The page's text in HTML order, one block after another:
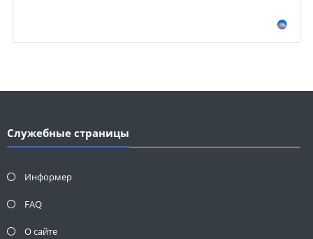
Служебные страницы
Информер
FAQ
О сайте